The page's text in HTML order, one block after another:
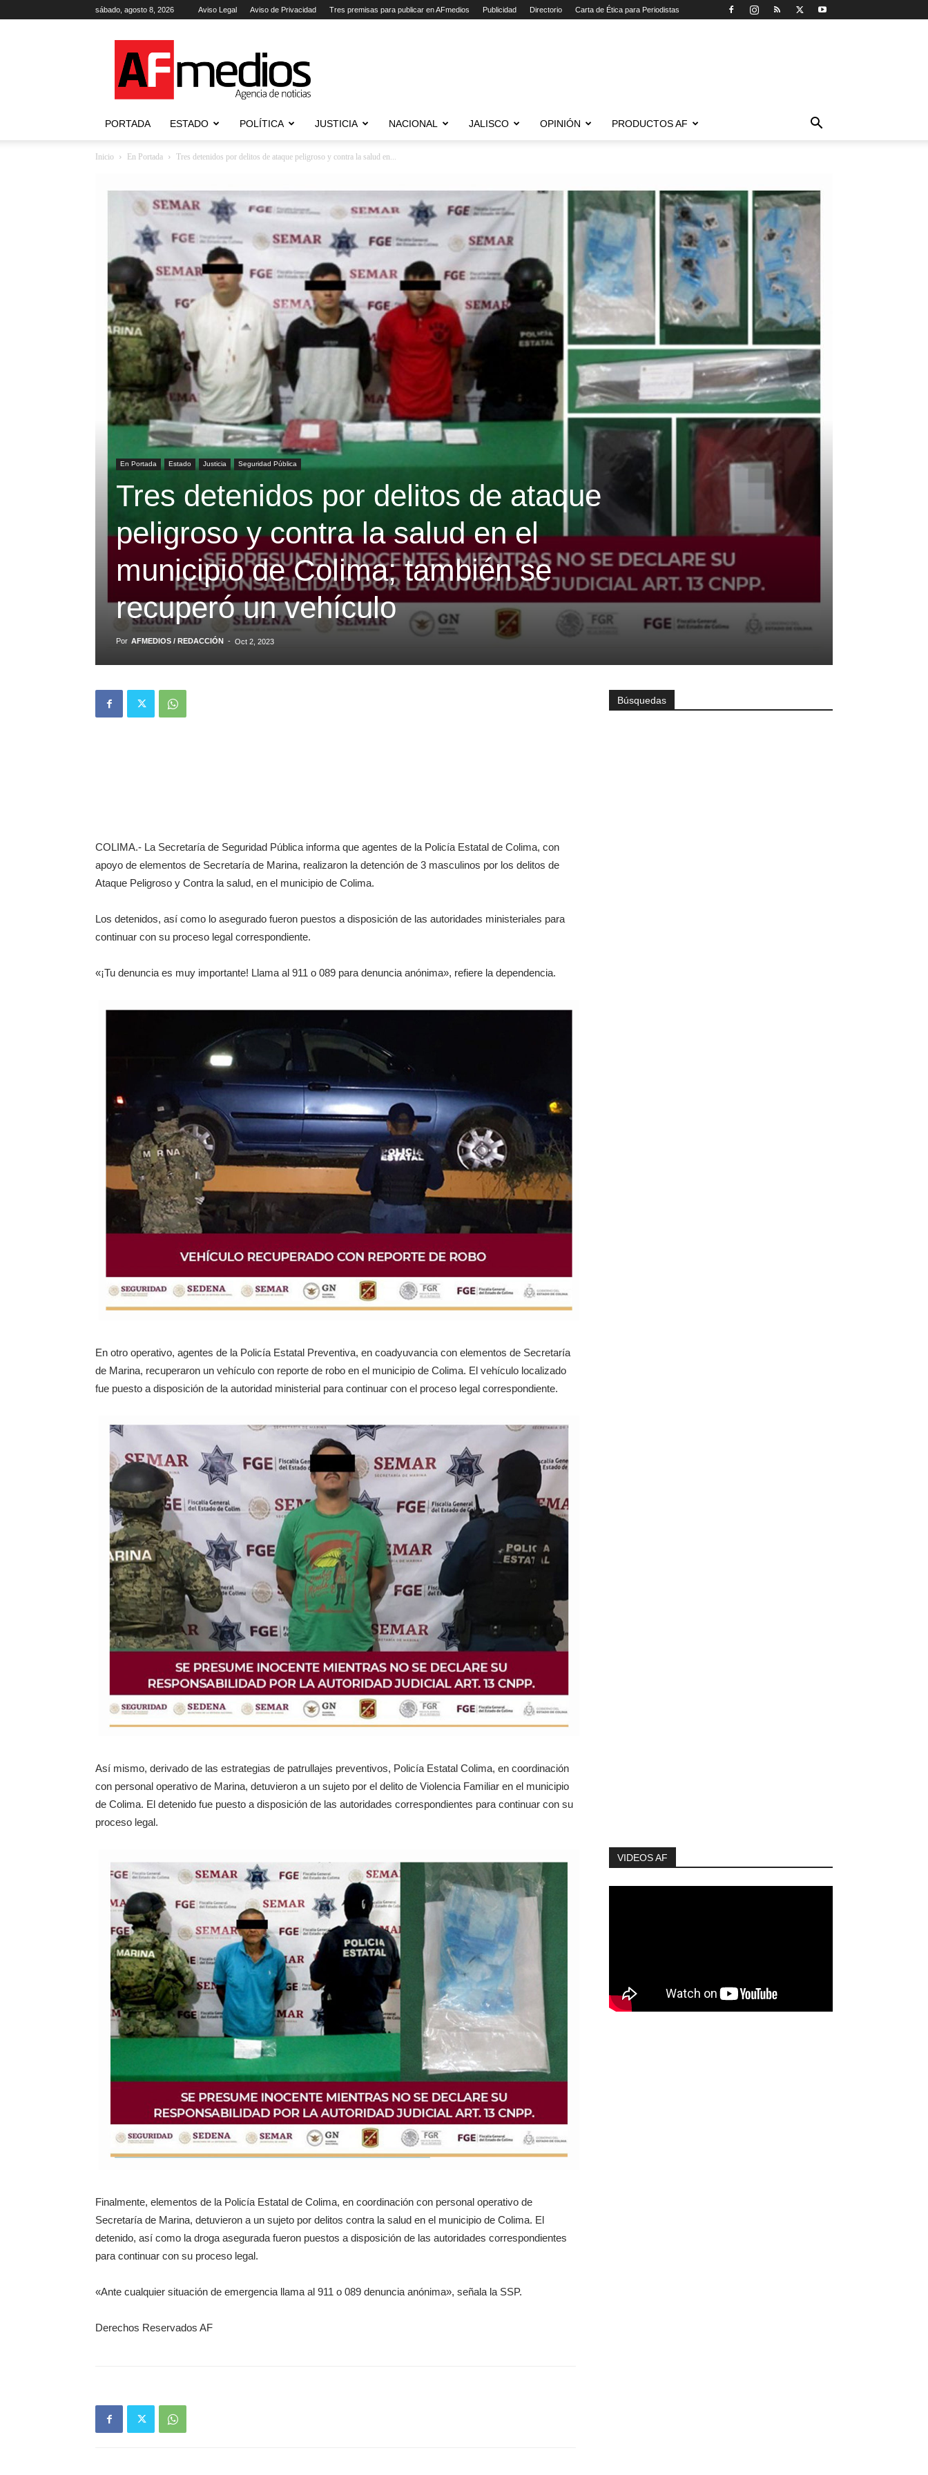
sábado, agosto 8, 2026 Aviso Legal Aviso de Privacidad Tres premisas para publicar en AFmedios Publicidad Directorio Carta de Ética para Periodistas
Agencia
de
Noticias
PORTADA ESTADO POLÍTICA JUSTICIA NACIONAL JALISCO OPINIÓN PRODUCTOS AF
Inicio En Portada Tres detenidos por delitos de ataque peligroso y contra la salud en...
En Portada Estado Justicia Seguridad Pública
Tres detenidos por delitos de ataque
peligroso y contra la salud en el
municipio de Colima; también se
recuperó un vehículo
Por AFMEDIOS / REDACCIÓN - Oct 2, 2023
COLIMA.- La Secretaría de Seguridad Pública informa que agentes de la Policía Estatal de Colima, con
apoyo de elementos de Secretaría de Marina, realizaron la detención de 3 masculinos por los delitos de
Ataque Peligroso y Contra la salud, en el municipio de Colima.
Los detenidos, así como lo asegurado fueron puestos a disposición de las autoridades ministeriales para
continuar con su proceso legal correspondiente.
«¡Tu denuncia es muy importante! Llama al 911 o 089 para denuncia anónima», refiere la dependencia.
En otro operativo, agentes de la Policía Estatal Preventiva, en coadyuvancia con elementos de Secretaría
de Marina, recuperaron un vehículo con reporte de robo en el municipio de Colima. El vehículo localizado
fue puesto a disposición de la autoridad ministerial para continuar con el proceso legal correspondiente.
Así mismo, derivado de las estrategias de patrullajes preventivos, Policía Estatal Colima, en coordinación
con personal operativo de Marina, detuvieron a un sujeto por el delito de Violencia Familiar en el municipio
de Colima. El detenido fue puesto a disposición de las autoridades correspondientes para continuar con su
proceso legal.
Finalmente, elementos de la Policía Estatal de Colima, en coordinación con personal operativo de
Secretaría de Marina, detuvieron a un sujeto por delitos contra la salud en el municipio de Colima. El
detenido, así como la droga asegurada fueron puestos a disposición de las autoridades correspondientes
para continuar con su proceso legal.
«Ante cualquier situación de emergencia llama al 911 o 089 denuncia anónima», señala la SSP.
Derechos Reservados AF
Búsquedas
VIDEOS AF